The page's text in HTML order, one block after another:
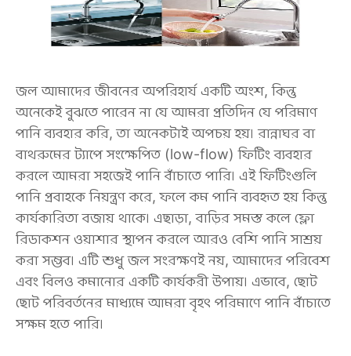
জল আমাদের জীবনের অপরিহার্য একটি অংশ, কিন্তু
অনেকেই বুঝতে পারেন না যে আমরা প্রতিদিন যে পরিমাণ
পানি ব্যবহার করি, তা অনেকটাই অপচয় হয়। রান্নাঘর বা
বাথরুমের ট্যাপে সংক্ষেপিত (low-flow) ফিটিং ব্যবহার
করলে আমরা সহজেই পানি বাঁচাতে পারি। এই ফিটিংগুলি
পানি প্রবাহকে নিয়ন্ত্রণ করে, ফলে কম পানি ব্যবহৃত হয় কিন্তু
কার্যকারিতা বজায় থাকে। এছাড়া, বাড়ির সমস্ত কলে ফ্লো
রিডাকশন ওয়াশার স্থাপন করলে আরও বেশি পানি সাশ্রয়
করা সম্ভব। এটি শুধু জল সংরক্ষণই নয়, আমাদের পরিবেশ
এবং বিলও কমানোর একটি কার্যকরী উপায়। এভাবে, ছোট
ছোট পরিবর্তনের মাধ্যমে আমরা বৃহৎ পরিমাণে পানি বাঁচাতে
সক্ষম হতে পারি।